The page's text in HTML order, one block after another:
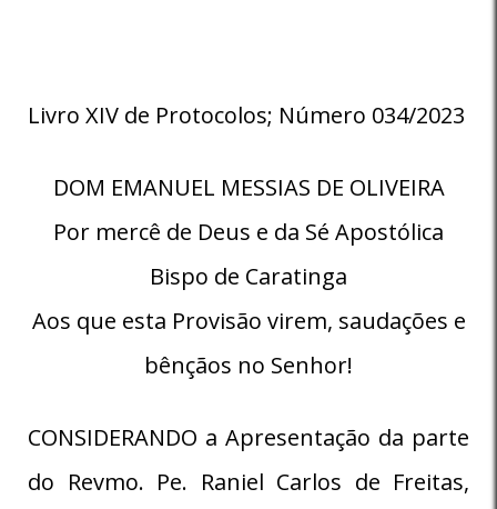
Livro XIV de Protocolos; Número 034/2023
DOM EMANUEL MESSIAS DE OLIVEIRA
Por mercê de Deus e da Sé Apostólica
Bispo de Caratinga
Aos que esta Provisão virem, saudações e
bênçãos no Senhor!
CONSIDERANDO a Apresentação da parte
do Revmo. Pe. Raniel Carlos de Freitas,